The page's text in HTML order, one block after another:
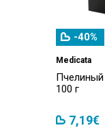
-40%
Medicata
100 г
7,19€